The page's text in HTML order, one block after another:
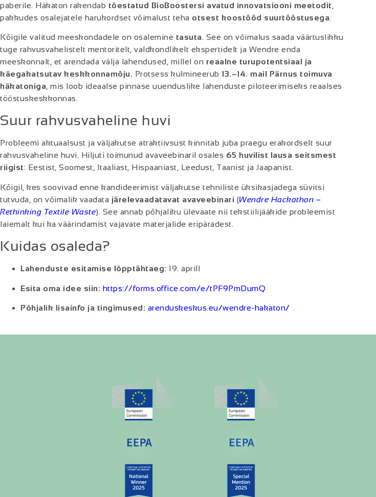
paberile. Häkaton rakendab tõestatud BioBoostersi avatud innovatsiooni meetodit
pakkudes osalejatele harukordset võimalust teha otsest koostööd suurtööstusega.
Kõigile valitud meeskondadele on osalemine tasuta. See on võimalus saada väärtuslikku
tuge rahvusvahelistelt mentoritelt, valdkondlikelt ekspertidelt ja Wendre enda
meeskonnalt, et arendada välja lahendused, millel on reaalne turupotentsiaal ja
käegakatsutav keskkonnamõju. Protsess kulmineerub 13.–14. mail Pärnus toimuva
häkatoniga , mis loob ideaalse pinnase uuenduslike lahenduste piloteerimiseks reaalses
tööstuskeskkonnas.
Suur rahvusvaheline huvi
Probleemi aktuaalsust ja väljakutse atraktiivsust kinnitab juba praegu erakordselt suur
rahvusvaheline huvi. Hiljuti toimunud avaveebinaril osales 65 huvilist lausa seitsmest
riigist: Eestist, Soomest, Itaaliast, Hispaaniast, Leedust, Taanist ja Jaapanist.
Kõigil, kes soovivad enne kandideerimist väljakutse tehniliste üksikasjadega süvitsi
tutvuda, on võimalik vaadata järelevaadatavat avaveebinari (Wendre Hackathon –
Rethinking Textile Waste). See annab põhjaliku ülevaate nii tekstiilijääkide probleemist
laiemalt kui ka väärindamist vajavate materjalide eripäradest.
Kuidas osaleda?
Lahenduste esitamise lõpptähtaeg: 19. aprill
Esita oma idee siin: https://forms.office.com/e/tPF9PmDumQ
Põhjalik lisainfo ja tingimused: arenduskeskus.eu/wendre-hakaton/